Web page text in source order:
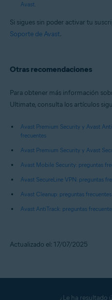
Avast.
Si sigues sin poder activar tu
Soporte de Avast.
Otras recomendaciones
Para obtener más información
Ultimate, consulta los artículos
Avast Premium Security y Avast
frecuentes
Avast Premium Security y Avast
Avast Mobile Security: preguntas
Avast SecureLine VPN: preguntas
Avast Cleanup: preguntas frecuentes
Avast AntiTrack: preguntas
Actualizado el: 17/07/2025
¿Le ha resultado